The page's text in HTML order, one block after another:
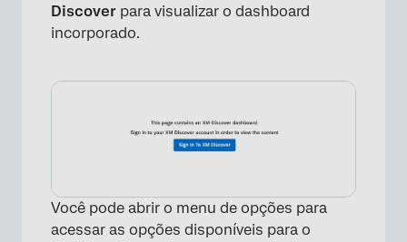
Discover para visualizar o dashboard
incorporado.
Você pode abrir o menu de opções para
acessar as opções disponíveis para o